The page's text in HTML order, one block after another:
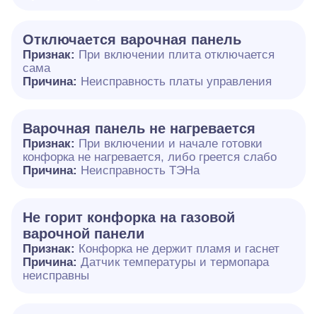
Отключается варочная панель
Признак: При включении плита отключается
сама
Причина: Неисправность платы управления
Варочная панель не нагревается
Признак: При включении и начале готовки
конфорка не нагревается, либо греется слабо
Причина: Неисправность ТЭНа
Не горит конфорка на газовой
варочной панели
Признак: Конфорка не держит пламя и гаснет
Причина: Датчик температуры и термопара
неисправны